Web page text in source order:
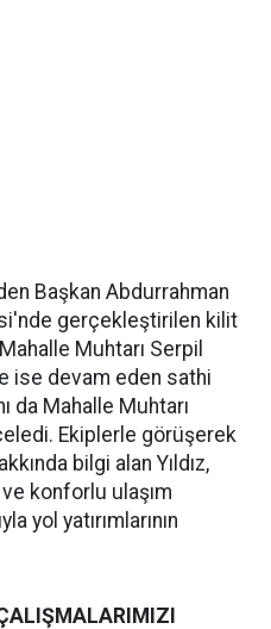
Başkan Abdurrahman
gerçekleştirilen kilit
Muhtarı Serpil
ise devam eden sathi
da Mahalle Muhtarı
Ekiplerle görüşerek
bilgi alan Yıldız,
konforlu ulaşım
yol yatırımlarının